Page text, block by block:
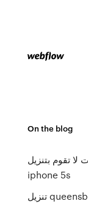
On the blog
لا تقوم بتنزيل
iphone 5s
تنزيل queensbridge story